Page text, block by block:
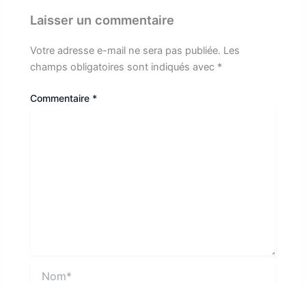
Laisser un commentaire
Votre adresse e-mail ne sera pas publiée. Les
champs obligatoires sont indiqués avec *
Commentaire *